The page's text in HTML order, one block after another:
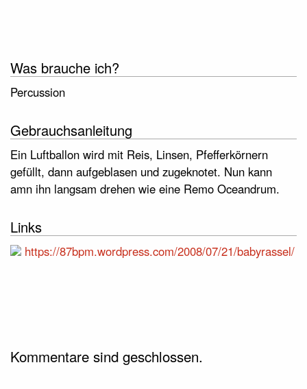
Was brauche ich?
Percussion
Gebrauchsanleitung
Ein Luftballon wird mit Reis, Linsen, Pfefferkörnern
gefüllt, dann aufgeblasen und zugeknotet. Nun kann
amn ihn langsam drehen wie eine Remo Oceandrum.
Links
https://87bpm.wordpress.com/2008/07/21/babyrassel/
Kommentare sind geschlossen.